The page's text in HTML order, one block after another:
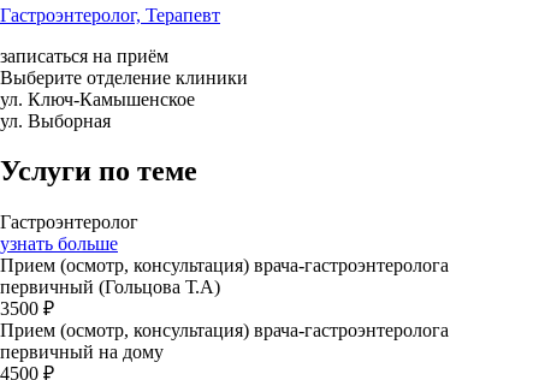
Гастроэнтеролог, Терапевт
записаться на приём
Выберите отделение клиники
ул. Ключ-Камышенское
ул. Выборная
Услуги по теме
Гастроэнтеролог
узнать больше
Прием (осмотр, консультация) врача-гастроэнтеролога
первичный (Гольцова Т.А)
3500 ₽
Прием (осмотр, консультация) врача-гастроэнтеролога
первичный на дому
4500 ₽